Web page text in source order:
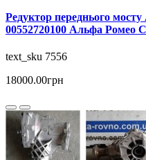
Редуктор переднього
00552720100 Альфа Ромео
text_sku 7556
18000.00грн